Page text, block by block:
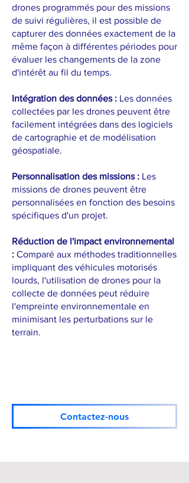
drones programmés pour des missions
de suivi régulières, il est possible de
capturer des données exactement de la
même façon à différentes périodes pour
évaluer les changements de la zone
d'intérêt au fil du temps.
Intégration des données : Les données
collectées par les drones peuvent être
facilement intégrées dans des logiciels
de cartographie et de modélisation
géospatiale.
Personnalisation des missions : Les
missions de drones peuvent être
personnalisées en fonction des besoins
spécifiques d'un projet.
Réduction de l'impact environnemental
: Comparé aux méthodes traditionnelles
impliquant des véhicules motorisés
lourds, l'utilisation de drones pour la
collecte de données peut réduire
l'empreinte environnementale en
minimisant les perturbations sur le
terrain.
Contactez-nous